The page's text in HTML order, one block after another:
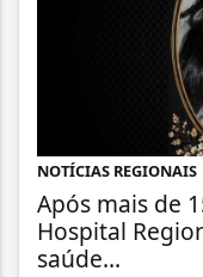
NOTÍCIAS REGIONAIS
Após mais de
Hospital
saúde...